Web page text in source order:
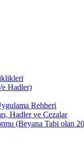
Hadler)
Rehberi
Hadler ve Cezalar
(Beyana Tabi olan